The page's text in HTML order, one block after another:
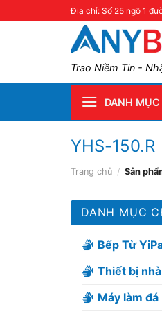
Địa chỉ: Số 25 ngõ 1
Trao Niềm Tin -
DANH
YHS-150.R
Trang chủ / Sản
DANH MỤC
Bếp Từ
Thiết bị
Máy làm đá